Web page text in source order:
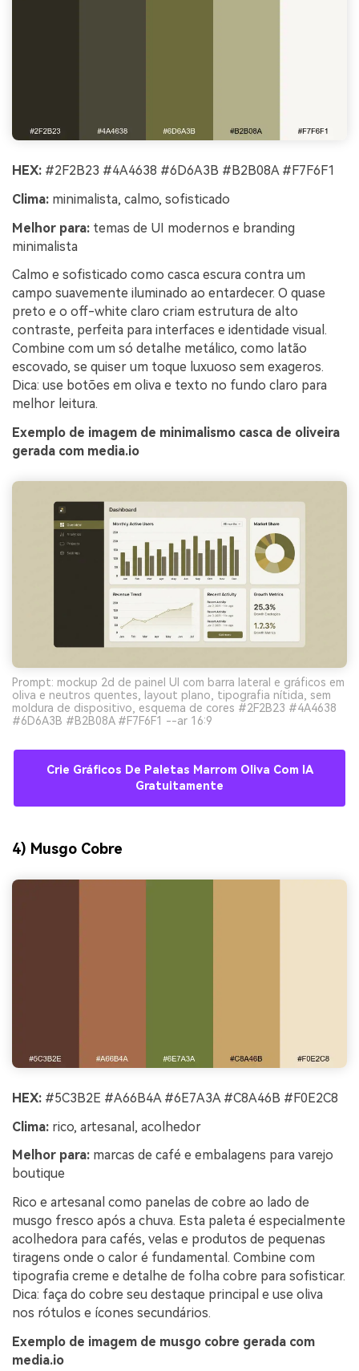
HEX: #2F2B23 #4A4638 #6D6A3B #B2B08A #F7F6F1
Clima: minimalista, calmo, sofisticado
Melhor para: temas de UI modernos e branding
minimalista
Calmo e sofisticado como casca escura contra um
campo suavemente iluminado ao entardecer. O quase
preto e o off-white claro criam estrutura de alto
contraste, perfeita para interfaces e identidade visual.
Combine com um só detalhe metálico, como latão
escovado, se quiser um toque luxuoso sem exageros.
Dica: use botões em oliva e texto no fundo claro para
melhor leitura.
Exemplo de imagem de minimalismo casca de oliveira
gerada com media.io
Prompt: mockup 2d de painel UI com barra lateral e gráficos em
oliva e neutros quentes, layout plano, tipografia nítida, sem
moldura de dispositivo, esquema de cores #2F2B23 #4A4638
#6D6A3B #B2B08A #F7F6F1 --ar 16:9
Crie Gráficos De Paletas Marrom Oliva Com IA
Gratuitamente
4) Musgo Cobre
HEX: #5C3B2E #A66B4A #6E7A3A #C8A46B #F0E2C8
Clima: rico, artesanal, acolhedor
Melhor para: marcas de café e embalagens para varejo
boutique
Rico e artesanal como panelas de cobre ao lado de
musgo fresco após a chuva. Esta paleta é especialmente
acolhedora para cafés, velas e produtos de pequenas
tiragens onde o calor é fundamental. Combine com
tipografia creme e detalhe de folha cobre para sofisticar.
Dica: faça do cobre seu destaque principal e use oliva
nos rótulos e ícones secundários.
Exemplo de imagem de musgo cobre gerada com
media.io